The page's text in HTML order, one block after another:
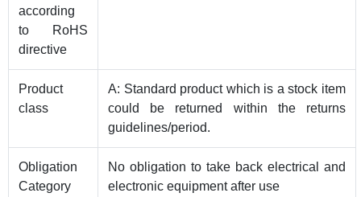
according
to RoHS
directive
Product
class
A: Standard product which is a stock item
could be returned within the returns
guidelines/period.
Obligation
Category
No obligation to take back electrical and
electronic equipment after use